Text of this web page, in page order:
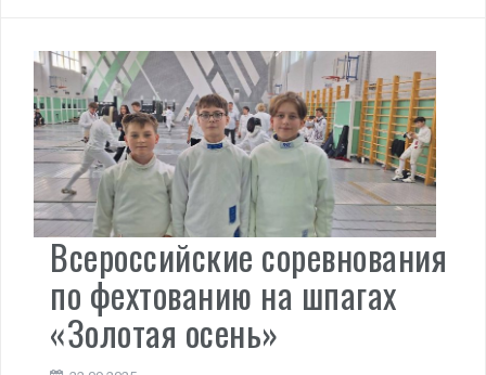
Всероссийские соревнования
по фехтованию на шпагах
«Золотая осень»